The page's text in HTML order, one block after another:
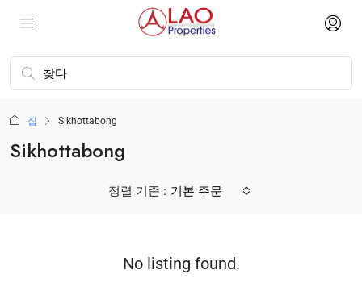
집 Sikhottabong
Sikhottabong
정렬 기준 : 기본 주문
No listing found.